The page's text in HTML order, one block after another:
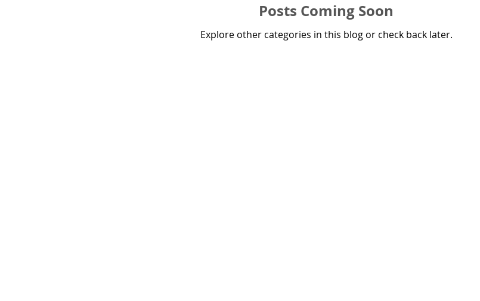
Posts Coming Soon
Explore other categories in this blog or check back later.